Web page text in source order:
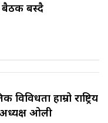
बैठक बस्दै
हाम्रो राष्ट्रिय
अध्यक्ष ओली